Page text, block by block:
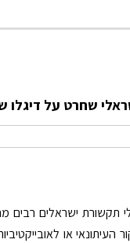
תקשורת ישראלים רבים
או